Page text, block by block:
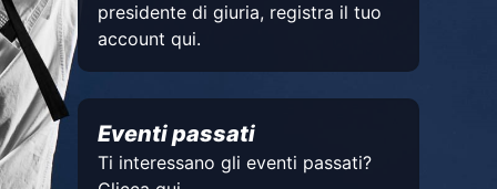
presidente di giuria, registra il tuo
account qui.
Eventi passati
Ti interessano gli eventi passati?